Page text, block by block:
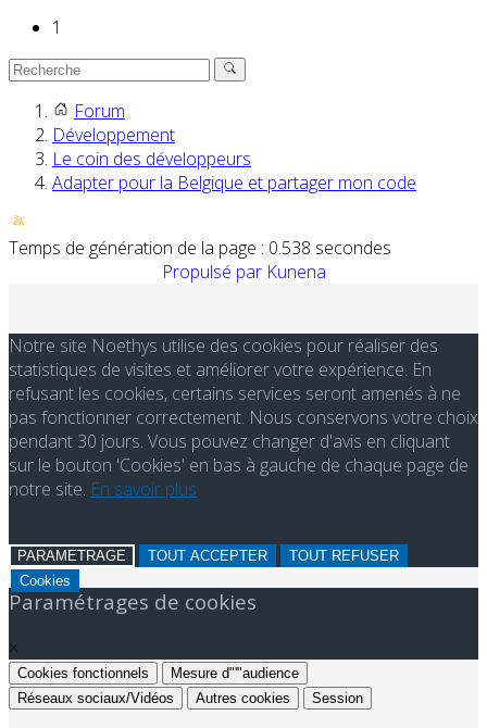
1
Forum
Développement
Le coin des développeurs
Adapter pour la Belgique et partager mon code
Temps de génération de la page : 0.538 secondes
Propulsé par Kunena
Notre site Noethys utilise des cookies pour réaliser des
statistiques de visites et améliorer votre expérience. En
refusant les cookies, certains services seront amenés à ne
pas fonctionner correctement. Nous conservons votre choix
pendant 30 jours. Vous pouvez changer d'avis en cliquant
sur le bouton 'Cookies' en bas à gauche de chaque page de
notre site. En savoir plus
PARAMETRAGE TOUT ACCEPTER
TOUT REFUSER
Cookies
Paramétrages de cookies
×
Cookies fonctionnels
Mesure d"'"audience
Réseaux sociaux/Vidéos
Autres cookies Session